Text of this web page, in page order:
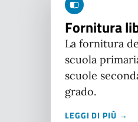
Fornitura
La fornitura
scuola
scuole
grado.
LEGGI DI PIÙ →